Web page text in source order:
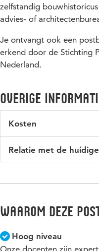
zelfstandig
advies- of
Je ontvangt ook een
erkend door de Stichting
Nederland.
Overige
Kosten
inclusief avondmaaltijden
excursies. Je kunt de
Relatie met de
Waarom deze
Hoog niveau